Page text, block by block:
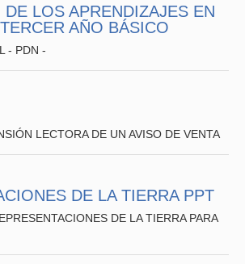
de instrumentos y procedimientos de
la evaluación como mecanismo de
las prácticas docentes.
DE LOS APRENDIZAJES EN
AÑO BÁSICO
- PDN -
LECTORA DE UN AVISO DE VENTA
DE LA TIERRA PPT
DE LA TIERRA PARA